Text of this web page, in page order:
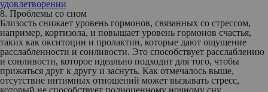
удовлетворении
8. Проблемы со сном
Близость снижает уровень гормонов, связанных со стрессом,
например, кортизола, и повышает уровень гормонов счастья,
таких как окситоцин и пролактин, которые дают ощущение
расслабленности и сонливости. Это способствует расслаблению
и сонливости, которое идеально подходит для того, чтобы
прижаться друг к другу и заснуть. Как отмечалось выше,
отсутствие интимных отношений может вызывать стресс,
который не способствует полноценному ночному сну.